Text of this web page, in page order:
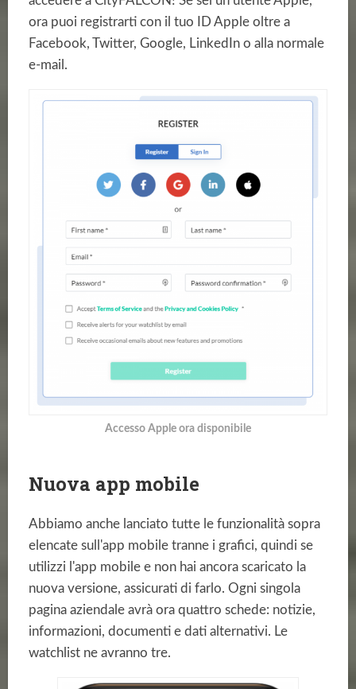
ora puoi registrarti con il tuo ID Apple oltre a
Facebook, Twitter, Google, LinkedIn o alla normale
e-mail.
Accesso Apple ora disponibile
Nuova app mobile
Abbiamo anche lanciato tutte le funzionalità sopra
elencate sull'app mobile tranne i grafici, quindi se
utilizzi l'app mobile e non hai ancora scaricato la
nuova versione, assicurati di farlo. Ogni singola
pagina aziendale avrà ora quattro schede: notizie,
informazioni, documenti e dati alternativi. Le
watchlist ne avranno tre.